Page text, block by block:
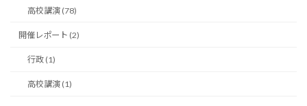
高校講演 (78)
開催レポート (2)
行政 (1)
高校講演 (1)